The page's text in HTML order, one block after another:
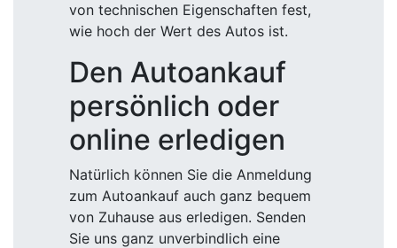
von technischen Eigenschaften fest,
wie hoch der Wert des Autos ist.
Den Autoankauf
persönlich oder
online erledigen
Natürlich können Sie die Anmeldung
zum Autoankauf auch ganz bequem
von Zuhause aus erledigen. Senden
Sie uns ganz unverbindlich eine